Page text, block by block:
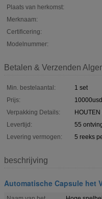
Plaats van herkomst:
Merknaam:
Certificering:
Modelnummer:
Betalen & Verzenden
Min. bestelaantal:
1 set
Prijs:
Verpakking Details:
HOUTEN
Levertijd:
55
Levering vermogen:
5 reeks
beschrijving
Automatische Capsule het